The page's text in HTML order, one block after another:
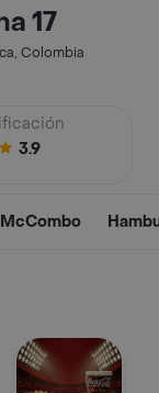
17
Colombia
3.9
McCombo